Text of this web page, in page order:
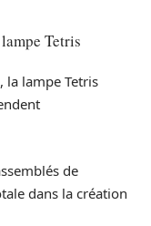
Tetris
la lampe Tetris
de
dans la création